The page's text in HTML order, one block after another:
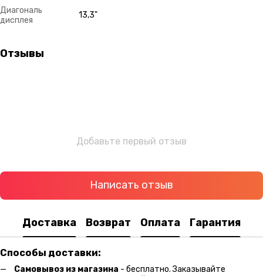
Диагональ
дисплея
13,3"
Отзывы
Добавьте первый отзыв
Написать отзыв
Доставка Возврат Оплата Гарантия
Способы доставки:
Самовывоз из магазина - бесплатно. Заказывайте